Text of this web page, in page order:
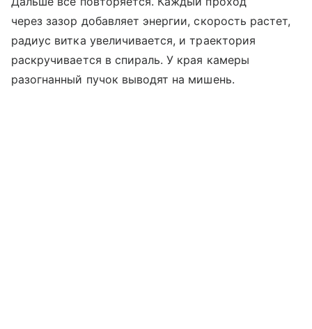
через зазор добавляет энергии, скорость растет,
радиус витка увеличивается, и траектория
раскручивается в спираль. У края камеры
разогнанный пучок выводят на мишень.